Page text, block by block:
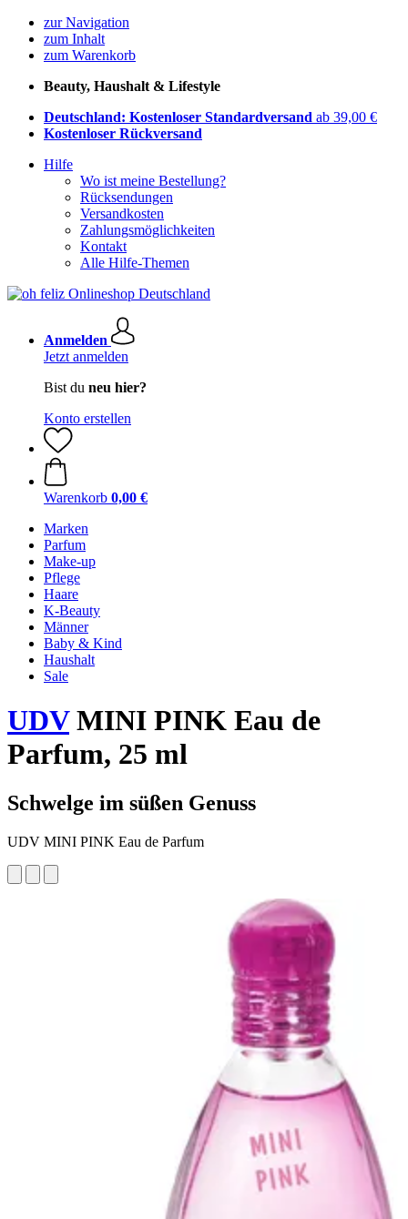
zur Navigation
zum Inhalt
zum Warenkorb
Beauty, Haushalt & Lifestyle
Deutschland: Kostenloser Standardversand ab 39,00 €
Kostenloser Rückversand
Hilfe
Wo ist meine Bestellung?
Rücksendungen
Versandkosten
Zahlungsmöglichkeiten
Kontakt
Alle Hilfe-Themen
Anmelden
Jetzt anmelden
Bist du neu hier?
Konto erstellen
Warenkorb 0,00 €
Marken
Parfum
Make-up
Pflege
Haare
K-Beauty
Männer
Baby & Kind
Haushalt
Sale
UDVMINI PINK Eau de
Parfum, 25 ml
Schwelge im süßen Genuss
UDV MINI PINK Eau de Parfum